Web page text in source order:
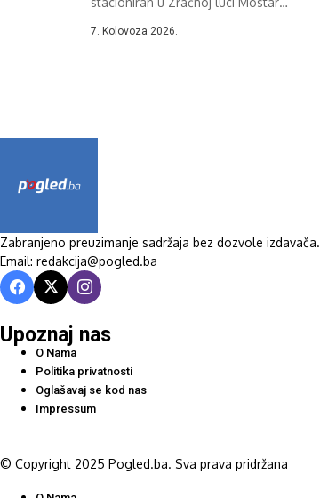
7. Kolovoza 2026.
Zabranjeno preuzimanje sadržaja bez dozvole izdavača.
Email: redakcija@pogled.ba
Upoznaj nas
O Nama
Politika privatnosti
Oglašavaj se kod nas
Impressum
© Copyright 2025 Pogled.ba. Sva prava pridržana